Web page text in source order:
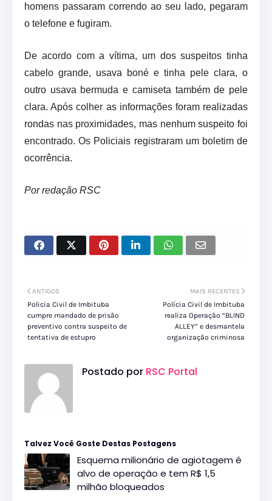
homens passaram correndo ao seu lado, pegaram
o telefone e fugiram.
De acordo com a vítima, um dos suspeitos tinha
cabelo grande, usava boné e tinha pele clara, o
outro usava bermuda e camiseta também de pele
clara. Após colher as informações foram realizadas
rondas nas proximidades, mas nenhum suspeito foi
encontrado. Os Policiais registraram um boletim de
ocorrência.
Por redação RSC
MAIS RECENTES
Polícia Civil de Imbituba
realiza Operação “BLIND
ALLEY” e desmantela
organização criminosa
ANTIGOS
Policia Civil de Imbituba
cumpre mandado de prisão
preventivo contra suspeito de
tentativa de estupro
Postado por RSC Portal
Talvez Você Goste Destas Postagens
Esquema milionário de agiotagem é
alvo de operação e tem R$ 1,5
milhão bloqueados